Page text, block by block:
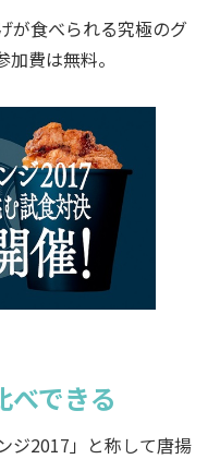
が食べられる究極のグ
費は無料。
べできる
ジ2017」と称して唐揚